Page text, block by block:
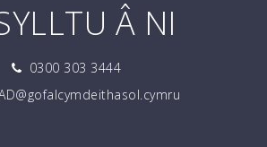
Â NI
0300 303 3444